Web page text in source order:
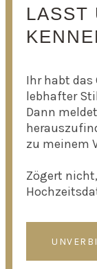
LASST
Ihr habt das
lebhafter
Dann
zu meinem
Zögert